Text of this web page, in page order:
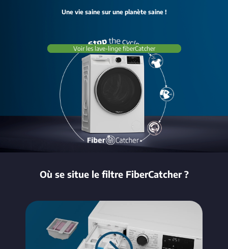
Une vie saine sur une planète saine !
Voir les lave-linge fiberCatcher
Où se situe le filtre FiberCatcher ?